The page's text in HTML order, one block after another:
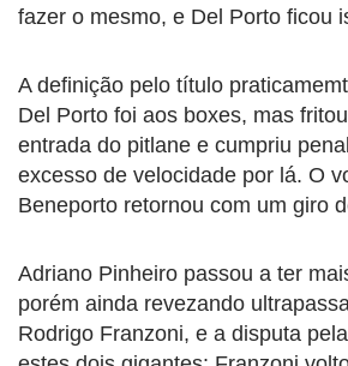
fazer o mesmo, e Del Porto ficou
A definição pelo título
Del Porto foi aos boxes, mas
entrada do pitlane e cumpriu
excesso de velocidade por lá. O
Beneporto retornou com um giro
Adriano Pinheiro passou a ter
porém ainda revezando
Rodrigo Franzoni, e a disputa